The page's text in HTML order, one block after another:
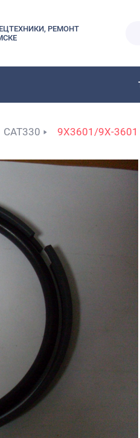
РЕМОНТ
CAT330 9X3601/9X-